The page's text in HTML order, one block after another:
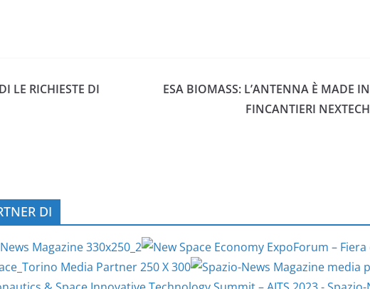
LE RICHIESTE DI
ESA BIOMASS: L’ANTENNA È MADE IN
FINCANTIERI NEXTECH
DI